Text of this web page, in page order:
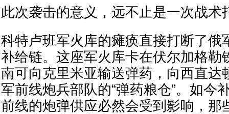
此次袭击的意义，远不止是一次战术
科特卢班军火库的瘫痪直接打断了俄
补给链。这座军火库卡在伏尔加格勒
南可向克里米亚输送弹药，向西直达
军前线炮兵部队的“弹药粮仓”。如今
前线的炮弹供应必然会受到影响，那